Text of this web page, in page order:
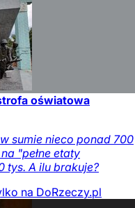
oświatowa
sumie nieco ponad 700
"pełne etaty
tys. A ilu brakuje?
na DoRzeczy.pl